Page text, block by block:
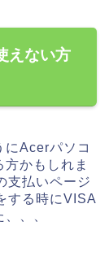
えない方
にAcerパソコ
かもしれま
支払いページ
する時にVISA
、、